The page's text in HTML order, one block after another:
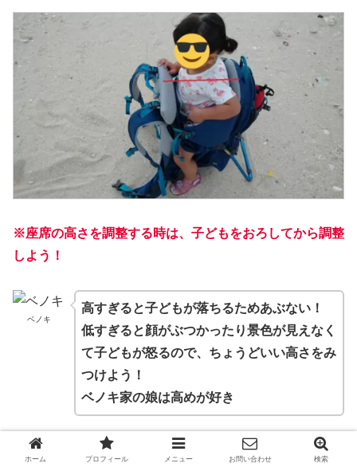
※座席の高さを調整する時は、子どもをおろしてから調整
しよう！
ベノキ
高すぎると子どもが落ちるためあぶない！
低すぎると顔がぶつかったり景色が見えなく
て子どもが怒るので、ちょうどいい高さをみ
つけよう！
ベノキ家の娘は高めが好き
ホーム プロフィール メニュー お問い合わせ 検索